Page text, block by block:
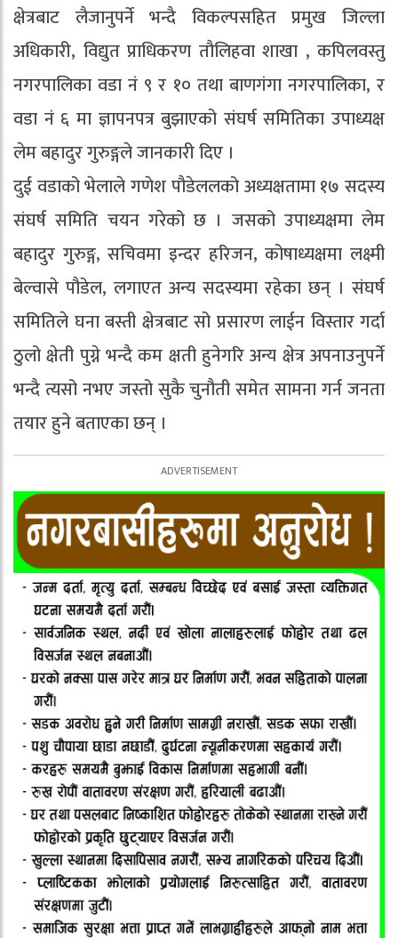
क्षेत्रबाट लैजानुपर्ने भन्दै विकल्पसहित प्रमुख जिल्ला
अधिकारी, विद्युत प्राधिकरण तौलिहवा शाखा , कपिलवस्तु
नगरपालिका वडा नं ९ र १० तथा बाणगंगा नगरपालिका, र
वडा नं ६ मा ज्ञापनपत्र बुझाएको संघर्ष समितिका उपाध्यक्ष
लेम बहादुर गुरुङ्गले जानकारी दिए ।
दुई वडाको भेलाले गणेश पौडेललको अध्यक्षतामा १७ सदस्य
संघर्ष समिति चयन गरेको छ । जसको उपाध्यक्षमा लेम
बहादुर गुरुङ्ग, सचिवमा इन्दर हरिजन, कोषाध्यक्षमा लक्ष्मी
बेल्वासे पौडेल, लगाएत अन्य सदस्यमा रहेका छन् । संघर्ष
समितिले घना बस्ती क्षेत्रबाट सो प्रसारण लाईन विस्तार गर्दा
ठुलो क्षेती पुग्ने भन्दै कम क्षती हुनेगरि अन्य क्षेत्र अपनाउनुपर्ने
भन्दै त्यसो नभए जस्तो सुकै चुनौती समेत सामना गर्न जनता
तयार हुने बताएका छन् ।